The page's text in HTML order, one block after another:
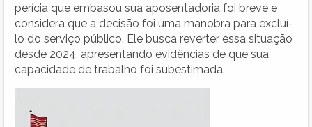
perícia que embasou sua aposentadoria foi breve e
considera que a decisão foi uma manobra para excluí-
lo do serviço público. Ele busca reverter essa situação
desde 2024, apresentando evidências de que sua
capacidade de trabalho foi subestimada.